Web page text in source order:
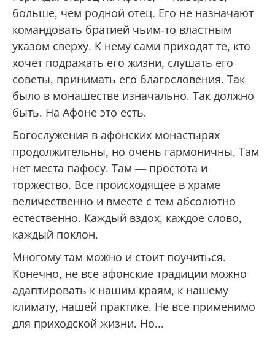
старца — игумена и духовника в одном лице.
А священный сан имеет значение лишь
непосредственно при совершении
богослужения. Это ведьслужение, тоже
послушание, которое ты исполняешь как
диакон, священник или даже епископ.
Геронда, старец на Афоне, — наверное,
командовать братией чьим-то властным
указом сверху. К нему сами приходят те, кто
хочет подражать его жизни, слушать его
советы, принимать его благословения. Так
было в монашестве изначально. Так должно
быть. На Афоне это есть.
продолжительны, но очень гармоничны. Там
нет места пафосу. Там — простота и
торжество. Все происходящее в храме
величественно и вместе с тем абсолютно
естественно. Каждый вздох, каждое слово,